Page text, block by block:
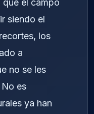
el campo
siendo el
los
a
no se les
es
ya han